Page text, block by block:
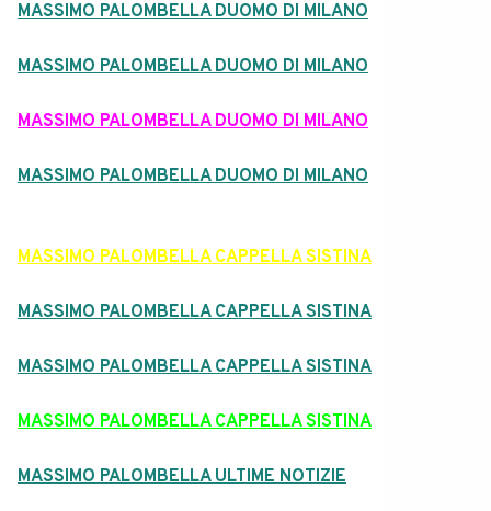
MASSIMO PALOMBELLA DUOMO DI MILANO
MASSIMO PALOMBELLA DUOMO DI MILANO
MASSIMO PALOMBELLA DUOMO DI MILANO
MASSIMO PALOMBELLA DUOMO DI MILANO
MASSIMO PALOMBELLA CAPPELLA SISTINA
MASSIMO PALOMBELLA CAPPELLA SISTINA
MASSIMO PALOMBELLA CAPPELLA SISTINA
MASSIMO PALOMBELLA CAPPELLA SISTINA
MASSIMO PALOMBELLA ULTIME NOTIZIE